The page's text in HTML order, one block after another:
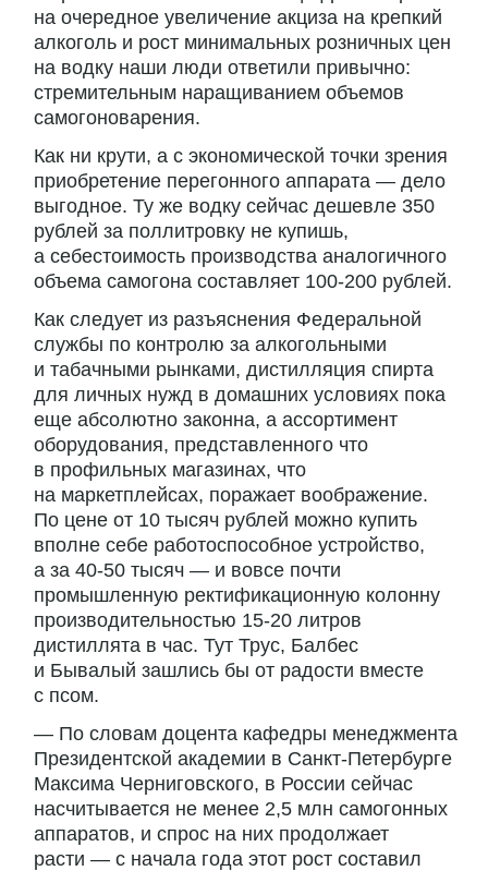
на очередное увеличение акциза на крепкий
алкоголь и рост минимальных розничных цен
на водку наши люди ответили привычно:
стремительным наращиванием объемов
самогоноварения.
Как ни крути, а с экономической точки зрения
приобретение перегонного аппарата — дело
выгодное. Ту же водку сейчас дешевле 350
рублей за поллитровку не купишь,
а себестоимость производства аналогичного
объема самогона составляет 100-200 рублей.
Как следует из разъяснения Федеральной
службы по контролю за алкогольными
и табачными рынками, дистилляция спирта
для личных нужд в домашних условиях пока
еще абсолютно законна, а ассортимент
оборудования, представленного что
в профильных магазинах, что
на маркетплейсах, поражает воображение.
По цене от 10 тысяч рублей можно купить
вполне себе работоспособное устройство,
а за 40-50 тысяч — и вовсе почти
промышленную ректификационную колонну
производительностью 15-20 литров
дистиллята в час. Тут Трус, Балбес
и Бывалый зашлись бы от радости вместе
с псом.
— По словам доцента кафедры менеджмента
Президентской академии в Санкт-Петербурге
Максима Черниговского, в России сейчас
насчитывается не менее 2,5 млн самогонных
аппаратов, и спрос на них продолжает
расти — с начала года этот рост составил